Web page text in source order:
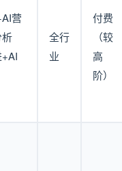
营
全行
业
付费
（较
高
阶）